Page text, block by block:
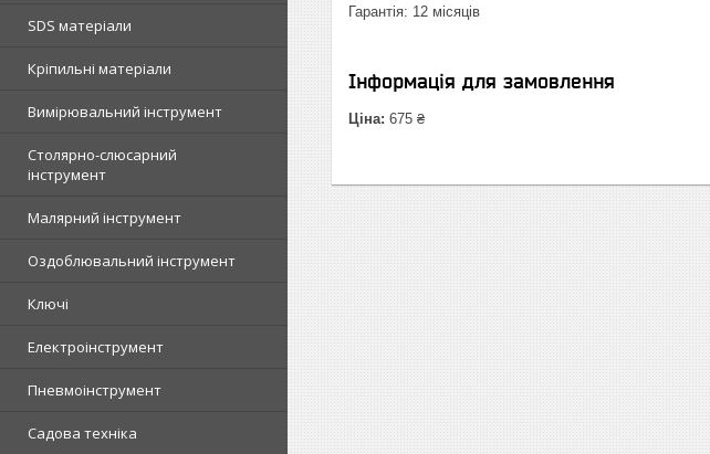
SDS матеріали
Кріпильні матеріали
Вимірювальний інструмент
Столярно-слюсарний
інструмент
Малярний інструмент
Оздоблювальний інструмент
Ключі
Електроінструмент
Пневмоінструмент
Садова техніка
Гарантія: 12 місяців
Інформація для замовлення
Ціна: 675 ₴